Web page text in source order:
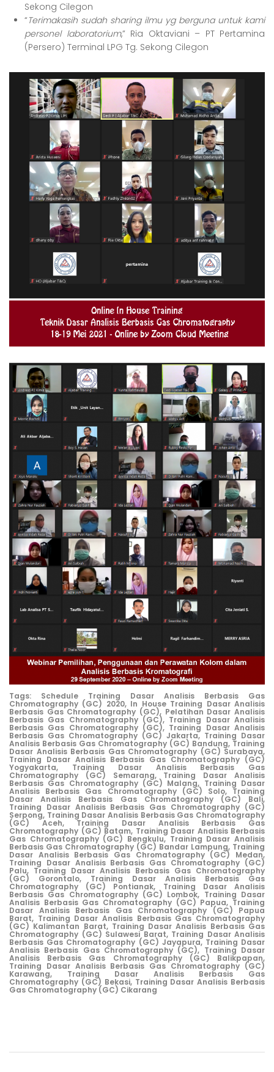
Sekong Cilegon
“Terimakasih sudah sharing ilmu yg berguna untuk kami
personel laboratorium,” Ria Oktaviani – PT Pertamina
(Persero) Terminal LPG Tg. Sekong Cilegon
Tags: Schedule Training Dasar Analisis Berbasis Gas
Chromatography (GC) 2020, In House Training Dasar Analisis
Berbasis Gas Chromatography (GC), Pelatihan Dasar Analisis
Berbasis Gas Chromatography (GC), Training Dasar Analisis
Berbasis Gas Chromatography (GC), Training Dasar Analisis
Berbasis Gas Chromatography (GC) Jakarta, Training Dasar
Analisis Berbasis Gas Chromatography (GC) Bandung, Training
Dasar Analisis Berbasis Gas Chromatography (GC) Surabaya,
Training Dasar Analisis Berbasis Gas Chromatography (GC)
Yogyakarta, Training Dasar Analisis Berbasis Gas
Chromatography (GC) Semarang, Training Dasar Analisis
Berbasis Gas Chromatography (GC) Malang, Training Dasar
Analisis Berbasis Gas Chromatography (GC) Solo, Training
Dasar Analisis Berbasis Gas Chromatography (GC) Bali,
Training Dasar Analisis Berbasis Gas Chromatography (GC)
Serpong, Training Dasar Analisis Berbasis Gas Chromatography
(GC) Aceh, Training Dasar Analisis Berbasis Gas
Chromatography (GC) Batam, Training Dasar Analisis Berbasis
Gas Chromatography (GC) Bengkulu, Training Dasar Analisis
Berbasis Gas Chromatography (GC) Bandar Lampung, Training
Dasar Analisis Berbasis Gas Chromatography (GC) Medan,
Training Dasar Analisis Berbasis Gas Chromatography (GC)
Palu, Training Dasar Analisis Berbasis Gas Chromatography
(GC) Gorontalo, Training Dasar Analisis Berbasis Gas
Chromatography (GC) Pontianak, Training Dasar Analisis
Berbasis Gas Chromatography (GC) Lombok, Training Dasar
Analisis Berbasis Gas Chromatography (GC) Papua, Training
Dasar Analisis Berbasis Gas Chromatography (GC) Papua
Barat, Training Dasar Analisis Berbasis Gas Chromatography
(GC) Kalimantan Barat, Training Dasar Analisis Berbasis Gas
Chromatography (GC) Sulawesi Barat, Training Dasar Analisis
Berbasis Gas Chromatography (GC) Jayapura, Training Dasar
Analisis Berbasis Gas Chromatography (GC), Training Dasar
Analisis Berbasis Gas Chromatography (GC) Balikpapan,
Training Dasar Analisis Berbasis Gas Chromatography (GC)
Karawang, Training Dasar Analisis Berbasis Gas
Chromatography (GC) Bekasi, Training Dasar Analisis Berbasis
Gas Chromatography (GC) Cikarang